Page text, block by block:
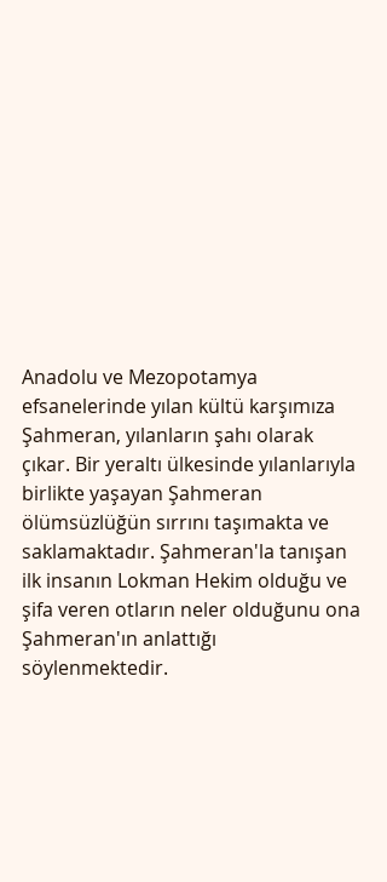
Anadolu ve Mezopotamya
efsanelerinde yılan kültü karşımıza
Şahmeran, yılanların şahı olarak
çıkar. Bir yeraltı ülkesinde yılanlarıyla
birlikte yaşayan Şahmeran
ölümsüzlüğün sırrını taşımakta ve
saklamaktadır. Şahmeran'la tanışan
ilk insanın Lokman Hekim olduğu ve
şifa veren otların neler olduğunu ona
Şahmeran'ın anlattığı
söylenmektedir.